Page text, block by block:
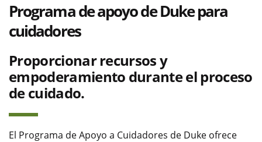
Programa de apoyo de Duke para
cuidadores
Proporcionar recursos y
empoderamiento durante el proceso
de cuidado.
El Programa de Apoyo a Cuidadores de Duke ofrece